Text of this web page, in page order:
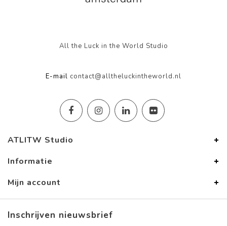
All the Luck in the World Studio
E-mail contact@alltheluckintheworld.nl
ATLITW Studio
Informatie
Mijn account
Inschrijven nieuwsbrief